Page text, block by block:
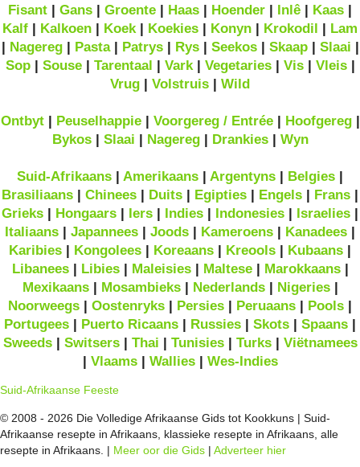
Fisant | Gans | Groente | Haas | Hoender | Inlê | Kaas |
Kalf | Kalkoen | Koek | Koekies | Konyn | Krokodil | Lam
| Nagereg| Pasta| Patrys| Rys| Seekos| Skaap| Slaai |
Sop| Souse| Tarentaal | Vark| Vegetaries| Vis| Vleis|
Vrug | Volstruis | Wild
Ontbyt| Peuselhappie| Voorgereg / Entrée| Hoofgereg|
Bykos| Slaai | Nagereg| Drankies| Wyn
Suid-Afrikaans | Amerikaans | Argentyns | Belgies |
Brasiliaans | Chinees | Duits | Egipties | Engels | Frans |
Grieks | Hongaars | Iers | Indies | Indonesies | Israelies |
Italiaans | Japannees | Joods | Kameroens | Kanadees |
Karibies | Kongolees | Koreaans | Kreools | Kubaans |
Libanees| Libies| Maleisies| Maltese| Marokkaans|
Mexikaans| Mosambieks| Nederlands| Nigeries|
Noorweegs | Oostenryks | Persies | Peruaans | Pools |
Portugees | Puerto Ricaans | Russies | Skots | Spaans |
Sweeds| Switsers| Thai | Tunisies| Turks| Viëtnamees
| Vlaams| Wallies| Wes-Indies
Suid-Afrikaanse Feeste
© 2008 - 2026 Die Volledige Afrikaanse Gids tot Kookkuns | Suid-
Afrikaanse resepte in Afrikaans, klassieke resepte in Afrikaans, alle
resepte in Afrikaans. | Meer oor die Gids | Adverteer hier